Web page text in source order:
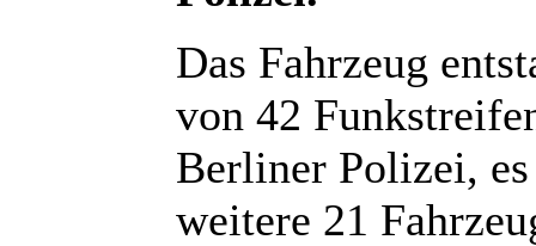
Das Fahrzeug
von 42
Berliner Polizei,
weitere 21